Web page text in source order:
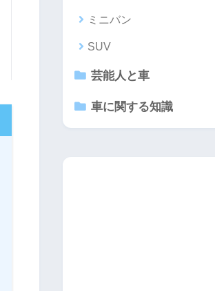
ミニバン
SUV
芸能人と車
車に関する知識